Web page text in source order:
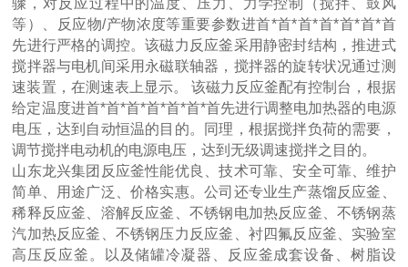
骤，对反应过程中的温度、压力、力学控制（搅拌、鼓风
等）、反应物/产物浓度等重要参数进首*首*首*首*首*首*首
先进行严格的调控。该磁力反应釜采用静密封结构，推进式
搅拌器与电机间采用永磁联轴器，搅拌器的旋转状况通过测
速装置，在测速表上显示。 该磁力反应釜配有控制台，根据
给定温度进首*首*首*首*首*首*首先进行调整电加热器的电源
电压，达到自动恒温的目的。同理，根据搅拌负荷的需要，
调节搅拌电动机的电源电压，达到无级调速搅拌之目的。
山东龙兴集团反应釜性能优良、技术可靠、安全可靠、维护
简单、用途广泛、价格实惠。公司还专业生产蒸馏反应釜、
稀释反应釜、溶解反应釜、不锈钢电加热反应釜、不锈钢蒸
汽加热反应釜、不锈钢压力反应釜、衬四氟反应釜、实验室
高压反应釜。以及储罐冷凝器、反应釜成套设备、树脂设